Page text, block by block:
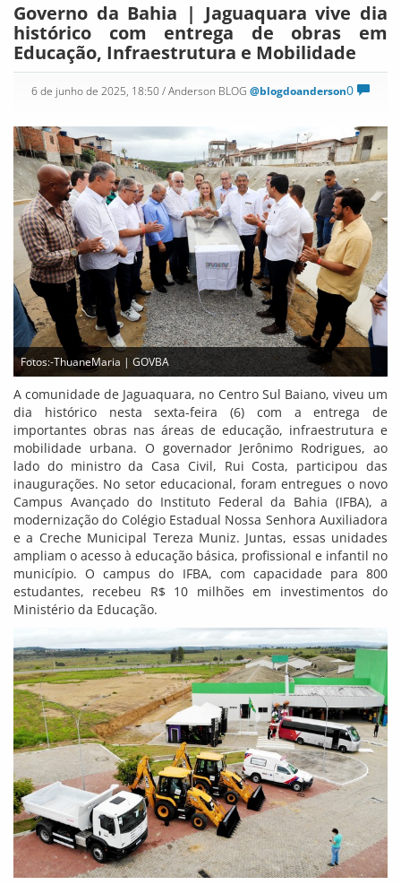
Governo da Bahia | Jaguaquara vive dia
histórico com entrega de obras em
Educação, Infraestrutura e Mobilidade
0
6 de junho de 2025, 18:50/ Anderson BLOG @blogdoanderson
Fotos:-ThuaneMaria | GOVBA
A comunidade de Jaguaquara, no Centro Sul Baiano, viveu um
dia histórico nesta sexta-feira (6) com a entrega de
importantes obras nas áreas de educação, infraestrutura e
mobilidade urbana. O governador Jerônimo Rodrigues, ao
lado do ministro da Casa Civil, Rui Costa, participou das
inaugurações. No setor educacional, foram entregues o novo
Campus Avançado do Instituto Federal da Bahia (IFBA), a
modernização do Colégio Estadual Nossa Senhora Auxiliadora
e a Creche Municipal Tereza Muniz. Juntas, essas unidades
ampliam o acesso à educação básica, profissional e infantil no
município. O campus do IFBA, com capacidade para 800
estudantes, recebeu R$ 10 milhões em investimentos do
Ministério da Educação.